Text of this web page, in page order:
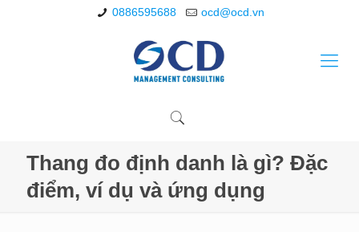
0886595688 ocd@ocd.vn
Thang đo định danh là gì? Đặc
điểm, ví dụ và ứng dụng